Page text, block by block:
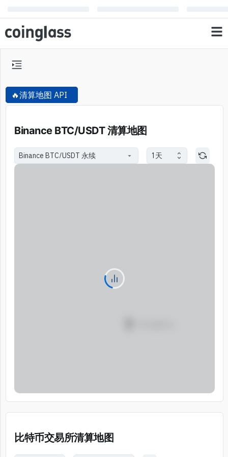
🔥清算地图 API
Binance BTC/USDT 清算地图
1天
比特币交易所清算地图